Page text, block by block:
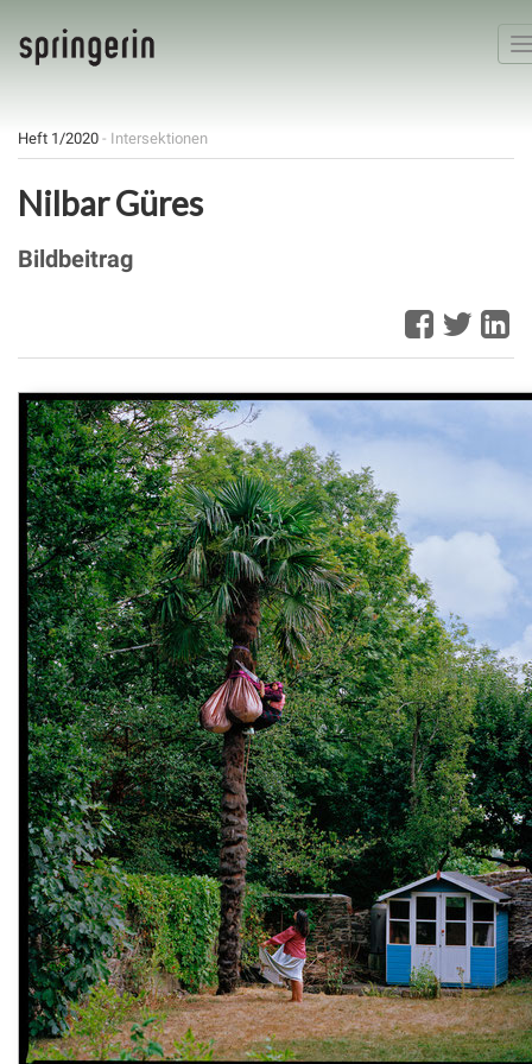
Heft 1/2020 - Intersektionen
Nilbar Güres
Bildbeitrag